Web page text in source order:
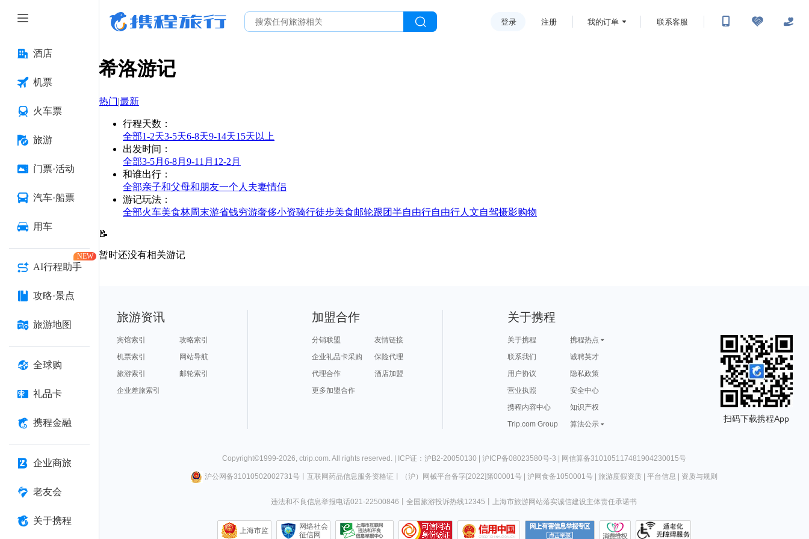
酒店
机票
火车票
旅游
门票·活动
汽车·船票
用车
AI行程助手
NEW
攻略·景点
旅游地图
全球购
礼品卡
携程金融
企业商旅
老友会
关于携程
登录 注册 我的订单 联系客服
希洛游记
热门|最新
行程天数 ：
全部1-2天3-5天6-8天9-14天15天以上
出发时间 ：
全部3-5月 6-8月 9-11月 12-2月
和谁出行 ：
全部亲子和父母和朋友一个人 夫妻情侣
游记玩法 ：
全部火车美食林周末游省钱穷游奢侈小资骑行徒步美食邮轮跟团半自由行自由行人文自驾摄影购物
📝
暂时还没有相关游记
旅游资讯
宾馆索引
攻略索引
机票索引
网站导航
旅游索引
邮轮索引
企业差旅索引
加盟合作
分销联盟
友情链接
企业礼品卡采购
保险代理
代理合作
酒店加盟
更多加盟合作
关于携程
关于携程
携程热点
联系我们
诚聘英才
用户协议
隐私政策
营业执照
安全中心
携程内容中心
知识产权
Trip.com Group
算法公示
扫码下载携程App
Copyright©1999-2026, ctrip.com. All rights reserved. | ICP证：沪B2-20050130 | 沪ICP备08023580号-3 | 网信算备310105117481904230015号
沪公网备31010502002731号丨 互联网药品信息服务资格证 （沪）网械平台备字[2022]第00001号| 沪网食备1050001号| 旅游度假资质| 平台信息 资质与规则
违法和不良信息举报电话021-22500846 全国旅游投诉热线12345 上海市旅游网站落实诚信建设主体责任承诺书
上海市监
网络社会
征信网